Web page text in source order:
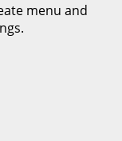
menu and